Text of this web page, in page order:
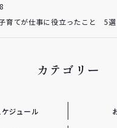
子育てが仕事に役立ったこと 5選
カテゴリー
ジュール